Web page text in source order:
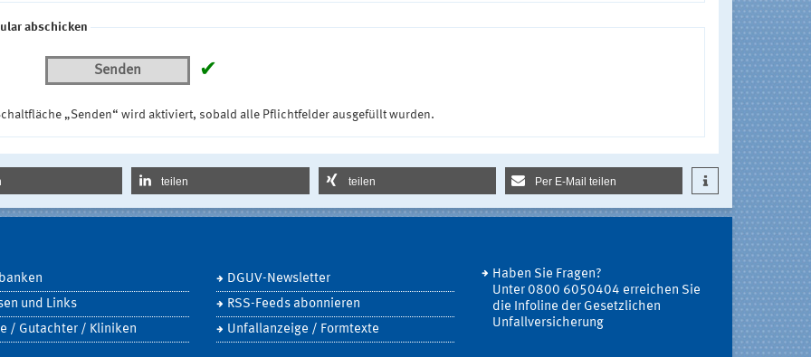
abschicken
Senden ✔
„Senden“ wird aktiviert, sobald alle Pflichtfelder ausgefüllt wurden.
teilen teilen Per E-Mail teilen
und Links
/ Gutachter / Kliniken
DGUV-Newsletter
RSS-Feeds abonnieren
Unfallanzeige / Formtexte
Haben Sie Fragen?
Unter 0800 6050404 erreichen Sie
die Infoline der Gesetzlichen
Unfallversicherung